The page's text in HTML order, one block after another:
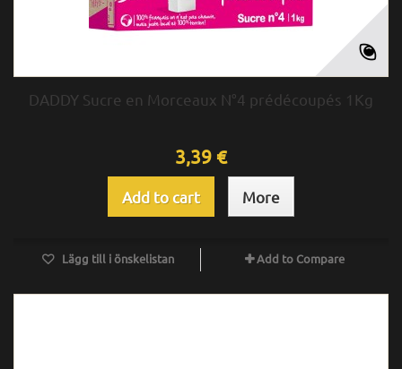
DADDY Sucre en Morceaux N°4 prédécoupés 1Kg
3,39 €
Add to cart More
Lägg till i önskelistan Add to Compare